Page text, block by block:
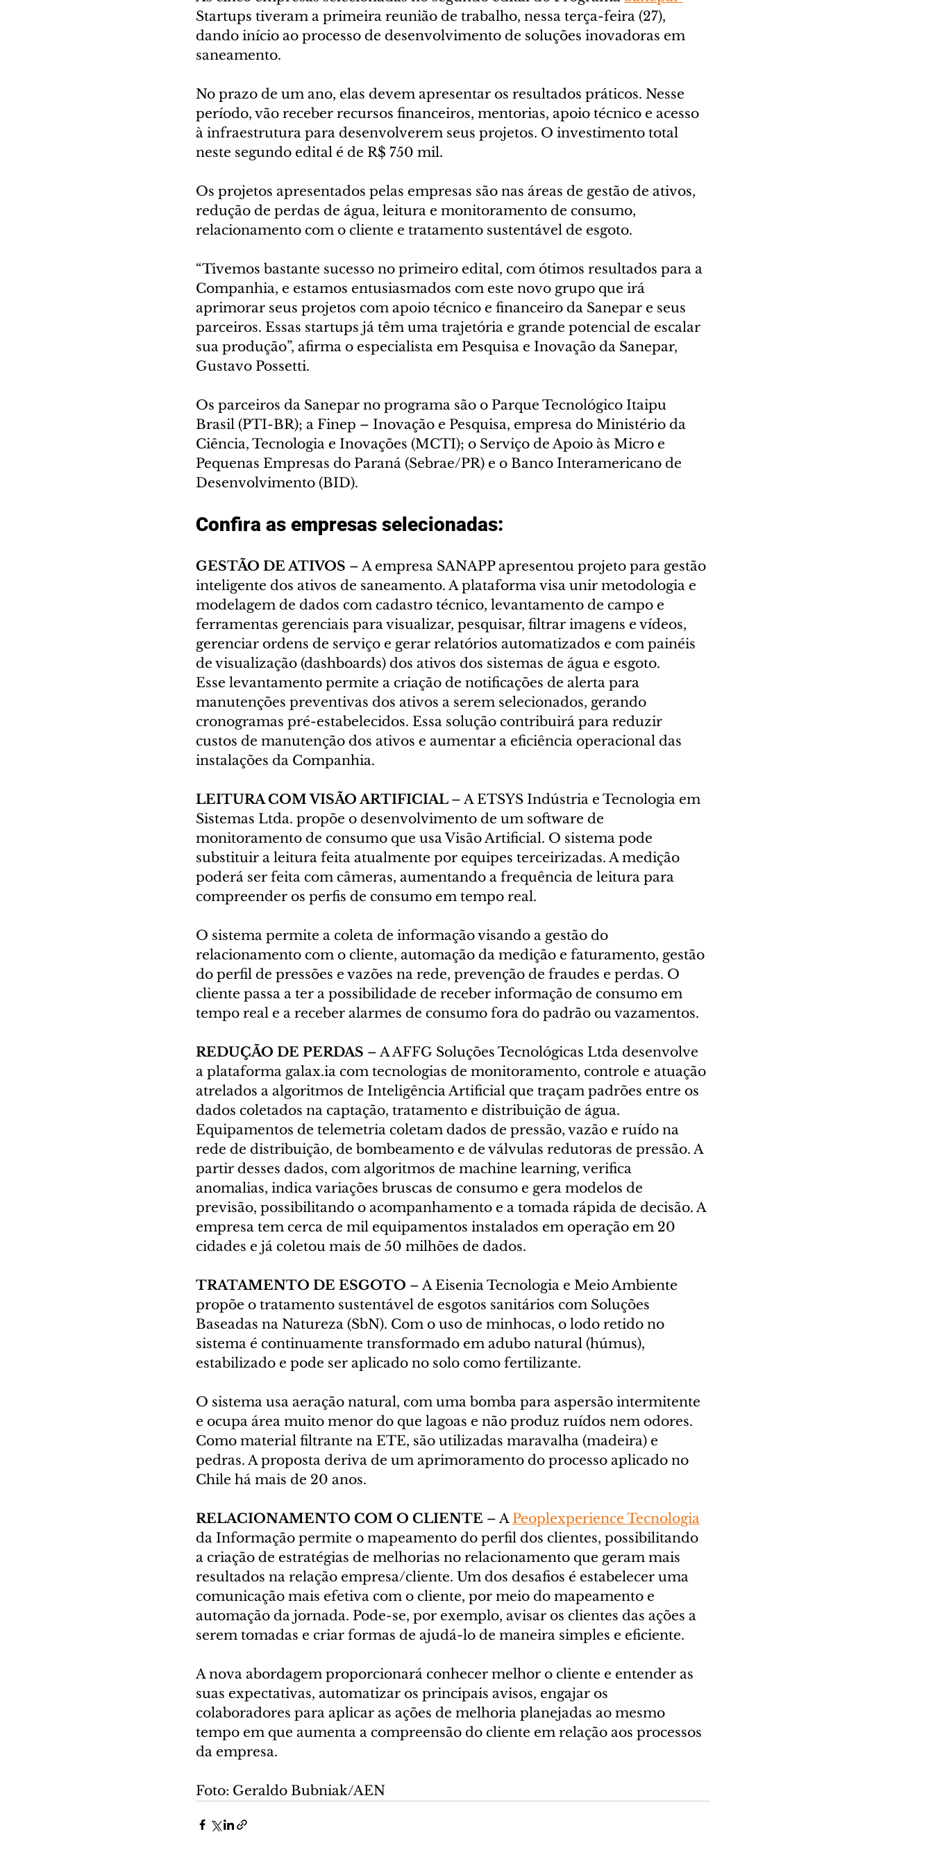
Startups tiveram a primeira reunião de trabalho, nessa terça-feira (27),
dando início ao processo de desenvolvimento de soluções inovadoras em
saneamento.
No prazo de um ano, elas devem apresentar os resultados práticos. Nesse
período, vão receber recursos financeiros, mentorias, apoio técnico e acesso
à infraestrutura para desenvolverem seus projetos. O investimento total
neste segundo edital é de R$ 750 mil.
Os projetos apresentados pelas empresas são nas áreas de gestão de ativos,
redução de perdas de água, leitura e monitoramento de consumo,
relacionamento com o cliente e tratamento sustentável de esgoto.
“Tivemos bastante sucesso no primeiro edital, com ótimos resultados para a
Companhia, e estamos entusiasmados com este novo grupo que irá
aprimorar seus projetos com apoio técnico e financeiro da Sanepar e seus
parceiros. Essas startups já têm uma trajetória e grande potencial de escalar
sua produção”, afirma o especialista em Pesquisa e Inovação da Sanepar,
Gustavo Possetti.
Os parceiros da Sanepar no programa são o Parque Tecnológico Itaipu
Brasil (PTI-BR); a Finep – Inovação e Pesquisa, empresa do Ministério da
Ciência, Tecnologia e Inovações (MCTI); o Serviço de Apoio às Micro e
Pequenas Empresas do Paraná (Sebrae/PR) e o Banco Interamericano de
Desenvolvimento (BID).
Confira as empresas selecionadas:
GESTÃO DE ATIVOS – A empresa SANAPP apresentou projeto para gestão
inteligente dos ativos de saneamento. A plataforma visa unir metodologia e
modelagem de dados com cadastro técnico, levantamento de campo e
ferramentas gerenciais para visualizar, pesquisar, filtrar imagens e vídeos,
gerenciar ordens de serviço e gerar relatórios automatizados e com painéis
de visualização (dashboards) dos ativos dos sistemas de água e esgoto.
Esse levantamento permite a criação de notificações de alerta para
manutenções preventivas dos ativos a serem selecionados, gerando
cronogramas pré-estabelecidos. Essa solução contribuirá para reduzir
custos de manutenção dos ativos e aumentar a eficiência operacional das
instalações da Companhia.
LEITURA COM VISÃO ARTIFICIAL – A ETSYS Indústria e Tecnologia em
Sistemas Ltda. propõe o desenvolvimento de um software de
monitoramento de consumo que usa Visão Artificial. O sistema pode
substituir a leitura feita atualmente por equipes terceirizadas. A medição
poderá ser feita com câmeras, aumentando a frequência de leitura para
compreender os perfis de consumo em tempo real.
O sistema permite a coleta de informação visando a gestão do
relacionamento com o cliente, automação da medição e faturamento, gestão
do perfil de pressões e vazões na rede, prevenção de fraudes e perdas. O
cliente passa a ter a possibilidade de receber informação de consumo em
tempo real e a receber alarmes de consumo fora do padrão ou vazamentos.
REDUÇÃO DE PERDAS – A AFFG Soluções Tecnológicas Ltda desenvolve
a plataforma galax.ia com tecnologias de monitoramento, controle e atuação
atrelados a algoritmos de Inteligência Artificial que traçam padrões entre os
dados coletados na captação, tratamento e distribuição de água.
Equipamentos de telemetria coletam dados de pressão, vazão e ruído na
rede de distribuição, de bombeamento e de válvulas redutoras de pressão. A
partir desses dados, com algoritmos de machine learning, verifica
anomalias, indica variações bruscas de consumo e gera modelos de
previsão, possibilitando o acompanhamento e a tomada rápida de decisão. A
empresa tem cerca de mil equipamentos instalados em operação em 20
cidades e já coletou mais de 50 milhões de dados.
TRATAMENTO DE ESGOTO – A Eisenia Tecnologia e Meio Ambiente
propõe o tratamento sustentável de esgotos sanitários com Soluções
Baseadas na Natureza (SbN). Com o uso de minhocas, o lodo retido no
sistema é continuamente transformado em adubo natural (húmus),
estabilizado e pode ser aplicado no solo como fertilizante.
O sistema usa aeração natural, com uma bomba para aspersão intermitente
e ocupa área muito menor do que lagoas e não produz ruídos nem odores.
Como material filtrante na ETE, são utilizadas maravalha (madeira) e
pedras. A proposta deriva de um aprimoramento do processo aplicado no
Chile há mais de 20 anos.
RELACIONAMENTO COM O CLIENTE – A Peoplexperience Tecnologia
da Informação permite o mapeamento do perfil dos clientes, possibilitando
a criação de estratégias de melhorias no relacionamento que geram mais
resultados na relação empresa/cliente. Um dos desafios é estabelecer uma
comunicação mais efetiva com o cliente, por meio do mapeamento e
automação da jornada. Pode-se, por exemplo, avisar os clientes das ações a
serem tomadas e criar formas de ajudá-lo de maneira simples e eficiente.
A nova abordagem proporcionará conhecer melhor o cliente e entender as
suas expectativas, automatizar os principais avisos, engajar os
colaboradores para aplicar as ações de melhoria planejadas ao mesmo
tempo em que aumenta a compreensão do cliente em relação aos processos
da empresa.
Foto: Geraldo Bubniak/AEN